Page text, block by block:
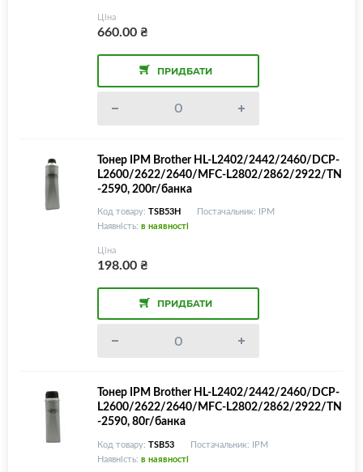
Ціна
660.00₴
ПРИДБАТИ
Тонер IPM Brother HL-L2402/2442/2460/DCP-
L2600/2622/2640/MFC-L2802/2862/2922/TN
-2590, 200г/банка
Код товару: TSB53H
Постачальник: IPM
Наявність: в наявності
Ціна
198.00₴
ПРИДБАТИ
Тонер IPM Brother HL-L2402/2442/2460/DCP-
L2600/2622/2640/MFC-L2802/2862/2922/TN
-2590, 80г/банка
Код товару: TSB53
Постачальник: IPM
Наявність: в наявності